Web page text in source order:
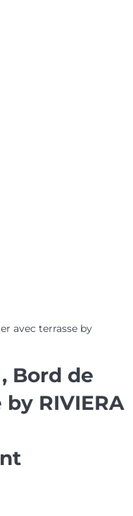
avec terrasse by
Bord de
RIVIERA